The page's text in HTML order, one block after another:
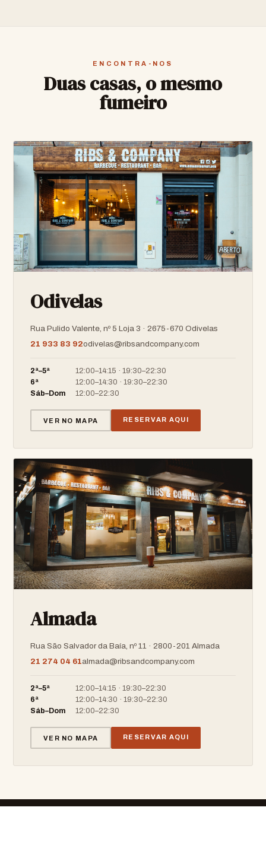
ENCONTRA-NOS
Duas casas, o mesmo
fumeiro
Odivelas
Rua Pulido Valente, nº 5 Loja 3 · 2675-670 Odivelas
21 933 83 92odivelas@ribsandcompany.com
2ª–5ª
12:00–14:15 · 19:30–22:30
6ª
12:00–14:30 · 19:30–22:30
Sáb–Dom
12:00–22:30
VER NO MAPA RESERVAR AQUI
Almada
Rua São Salvador da Baía, nº 11 · 2800-201 Almada
21 274 04 61almada@ribsandcompany.com
2ª–5ª
12:00–14:15 · 19:30–22:30
6ª
12:00–14:30 · 19:30–22:30
Sáb–Dom
12:00–22:30
VER NO MAPA RESERVAR AQUI